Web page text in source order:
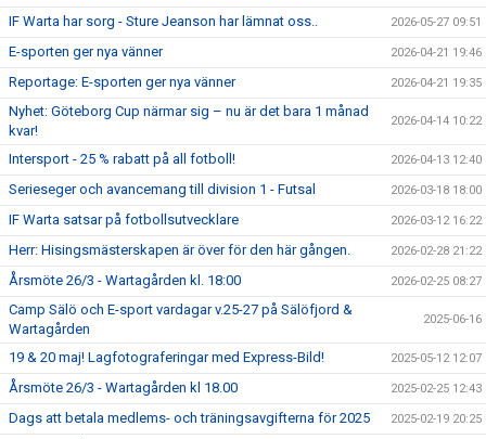
IF Warta har sorg - Sture Jeanson har lämnat oss.. 2026-05-27 09:51
E-sporten ger nya vänner 2026-04-21 19:46
Reportage: E-sporten ger nya vänner 2026-04-21 19:35
Nyhet: Göteborg Cup närmar sig – nu är det bara 1 månad
kvar!
2026-04-14 10:22
Intersport - 25 % rabatt på all fotboll! 2026-04-13 12:40
Serieseger och avancemang till division 1 - Futsal 2026-03-18 18:00
IF Warta satsar på fotbollsutvecklare 2026-03-12 16:22
Herr: Hisingsmästerskapen är över för den här gången. 2026-02-28 21:22
Årsmöte 26/3 - Wartagården kl. 18:00 2026-02-25 08:27
Camp Sälö och E-sport vardagar v.25-27 på Sälöfjord &
Wartagården
2025-06-16
19 & 20 maj! Lagfotograferingar med Express-Bild! 2025-05-12 12:07
Årsmöte 26/3 - Wartagården kl 18.00 2025-02-25 12:43
Dags att betala medlems- och träningsavgifterna för 2025 2025-02-19 20:25